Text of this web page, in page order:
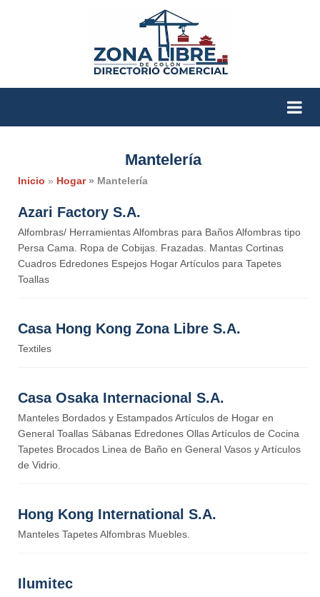
Mantelería
Inicio » Hogar» Mantelería
Azari Factory S.A.
Alfombras/ Herramientas Alfombras para Baños Alfombras tipo
Persa Cama. Ropa de Cobijas. Frazadas. Mantas Cortinas
Cuadros Edredones Espejos Hogar Artículos para Tapetes
Toallas
Casa Hong Kong Zona Libre S.A.
Textiles
Casa Osaka Internacional S.A.
Manteles Bordados y Estampados Artículos de Hogar en
General Toallas Sábanas Edredones Ollas Artículos de Cocina
Tapetes Brocados Linea de Baño en General Vasos y Artículos
de Vidrio.
Hong Kong International S.A.
Manteles Tapetes Alfombras Muebles.
Ilumitec